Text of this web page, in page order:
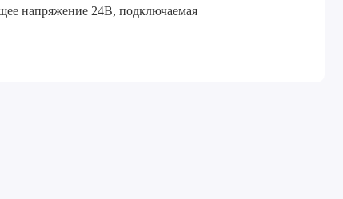
напряжение 24В, подключаемая